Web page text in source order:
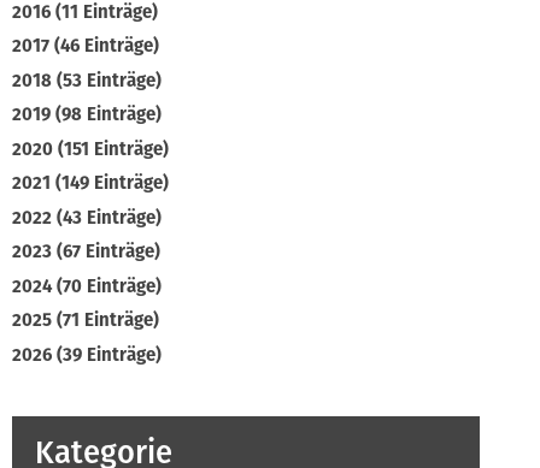
2016 (11 Einträge)
2017 (46 Einträge)
2018 (53 Einträge)
2019 (98 Einträge)
2020 (151 Einträge)
2021 (149 Einträge)
2022 (43 Einträge)
2023 (67 Einträge)
2024 (70 Einträge)
2025 (71 Einträge)
2026 (39 Einträge)
Kategorie